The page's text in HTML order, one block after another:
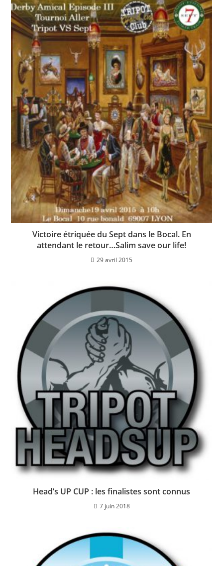
Victoire étriquée du Sept dans le Bocal. En
attendant le retour…Salim save our life!
29 avril 2015
Head’s UP CUP : les finalistes sont connus
7 juin 2018